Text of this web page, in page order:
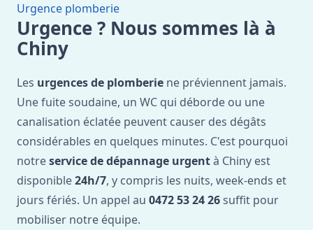
Urgence plomberie
Urgence ? Nous sommes là à
Chiny
Les urgences de plomberie ne préviennent jamais.
Une fuite soudaine, un WC qui déborde ou une
canalisation éclatée peuvent causer des dégâts
considérables en quelques minutes. C'est pourquoi
notreservice de dépannage urgentà Chiny est
disponible24h/7, y compris les nuits, week-ends et
jours fériés. Un appel au 0472 53 24 26 suffit pour
mobiliser notre équipe.